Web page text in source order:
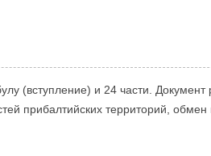
(вступление) и 24 части. Документ
прибалтийских территорий,